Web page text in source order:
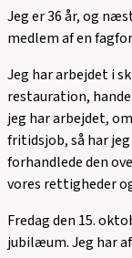
Jeg er 36 år, og
medlem af en
Jeg har arbejdet i
restauration,
jeg har arbejdet,
fritidsjob, så har
forhandlede den
vores rettigheder
Fredag den 15.
jubilæum. Jeg har